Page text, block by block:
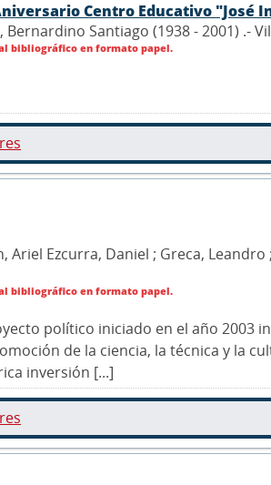
Centro Educativo "José
Bernardino Santiago (1938 - 2001) .-
bibliográfico en formato papel.
Ariel Ezcurra, Daniel ; Greca,
bibliográfico en formato papel.
político iniciado en el año 2003
de la ciencia, la técnica y la
inversión [...]